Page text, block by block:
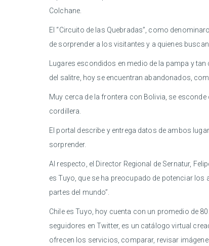
Colchane.
El “Circuito de las Quebradas”, como
de sorprender a los visitantes y a quienes
Lugares escondidos en medio de la pampa y
del salitre, hoy se encuentran abandonados,
Muy cerca de la frontera con Bolivia, se
cordillera.
El portal describe y entrega datos de ambos
sorprender.
Al respecto, el Director Regional de Sernatur,
es Tuyo, que se ha preocupado de potenciar
partes del mundo”.
Chile es Tuyo, hoy cuenta con un promedio de
seguidores en Twitter, es un catálogo virtual
ofrecen los servicios, comparar, revisar